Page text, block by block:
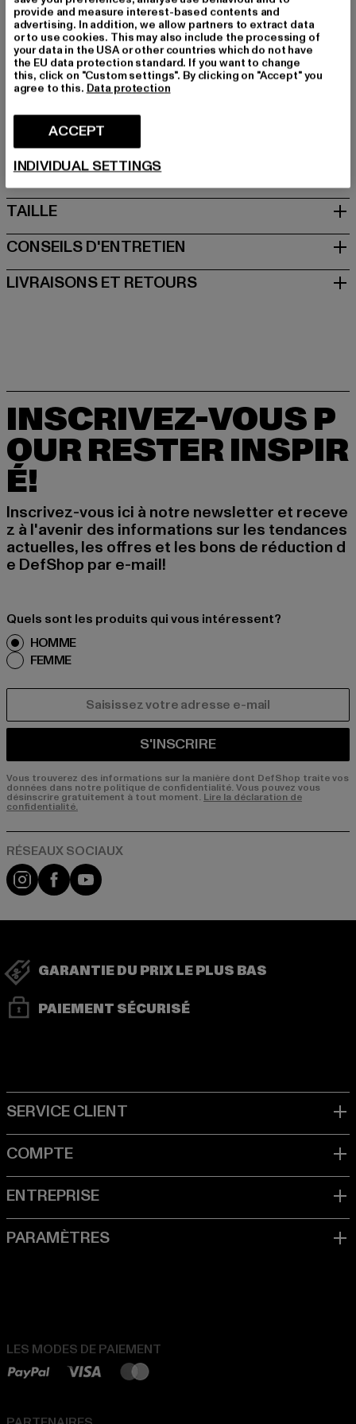
Marque: Lonsdale London
Catégorie: T-Shirts
Couleur: schwarz
Couleur du fabricant: black/white/blue/red
Composition du matériau: 100% Coton
Art.Nr: 117847-23035
Fabricant: Punch GmbH |
Im Taubental 15a | 41468 Neuss | DE
TAILLE
CONSEILS D'ENTRETIEN
LIVRAISONS ET RETOURS
INSCRIVEZ-VOUS P
OUR RESTER INSPIR
É!
Inscrivez-vous ici à notre newsletter et receve
z à l'avenir des informations sur les tendances
actuelles, les offres et les bons de réduction d
e DefShop par e-mail!
Quels sont les produits qui vous intéressent?
HOMME
FEMME
S'INSCRIRE
Vous trouverez des informations sur la manière dont DefShop traite vos
données dans notre politique de confidentialité. Vous pouvez vous
désinscrire gratuitement à tout moment. Lire la déclaration de
confidentialité.
Visit our Instagram page:
Visit our Facebook page:
Visit our YouTube channel:
GARANTIE DU PRIX LE PLUS BAS
PAIEMENT SÉCURISÉ
LES MODES DE PAIEMENT
provide and measure interest-based contents and
advertising. In addition, we allow partners to extract data
or to use cookies. This may also include the processing of
your data in the USA or other countries which do not have
the EU data protection standard. If you want to change
this, click on "Custom settings". By clicking on "Accept" you
agree to this. Data protection
ACCEPT
INDIVIDUAL SETTINGS